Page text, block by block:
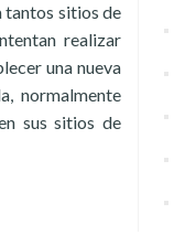
tantos sitios de
realizar
una nueva
normalmente
sus sitios de